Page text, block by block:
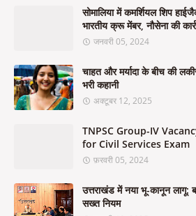
सोमालिया में कमर्शियल शिप
भारतीय क्रू मेंबर, नौसेना की
जनवरी 05, 2024
चाहत और मर्यादा के बीच की
भरी कहानी
अक्टूबर 12, 2025
TNPSC Group-IV
for Civil Services Exam
फ़रवरी 05, 2024
उत्तराखंड में नया भू-कानून लागू:
सख्त नियम